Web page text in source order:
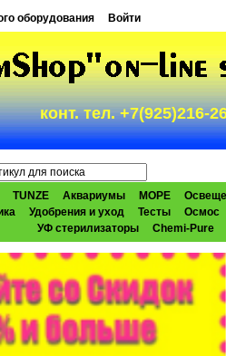
оборудования Войти
конт. тел. +7(925)216-
TUNZE Аквариумы МОРЕ
Удобрения и уход Тесты
Осмос
УФ стерилизаторы
Chemi-Pure